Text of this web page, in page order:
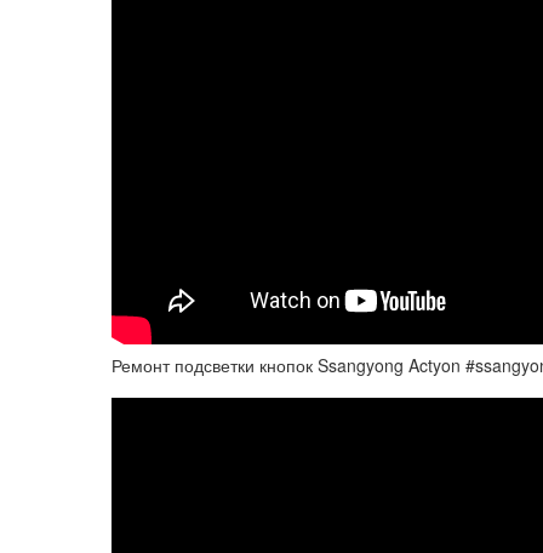
Ремонт подсветки кнопок Ssangyong Actyon